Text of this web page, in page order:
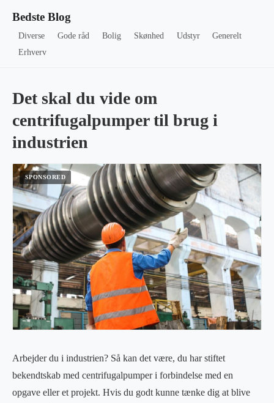
Bedste Blog
Diverse Gode råd Bolig Skønhed Udstyr
Generelt
Erhverv
Det skal du vide om
centrifugalpumper til brug i
industrien
Arbejder du i industrien? Så kan det være, du har stiftet
bekendtskab med centrifugalpumper i forbindelse med en
opgave eller et projekt. Hvis du godt kunne tænke dig at blive